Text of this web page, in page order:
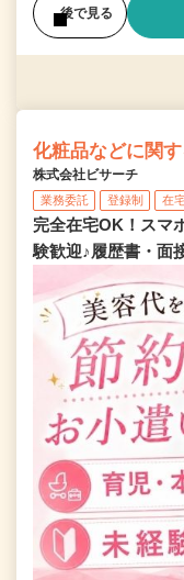
後で見る
化粧品などに関
株式会社ビサーチ
業務委託 登録制 在
完全在宅OK！スマ
験歓迎♪履歴書・面